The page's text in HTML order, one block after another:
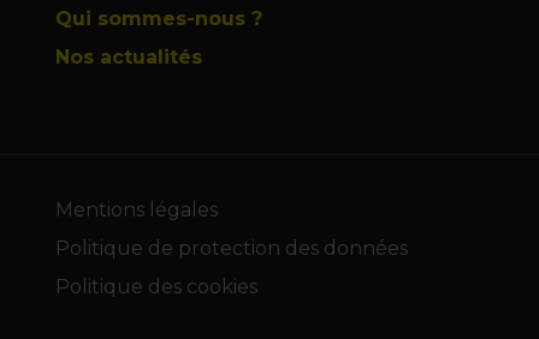
Qui sommes-nous ?
Nos actualités
Mentions légales
Politique de protection des données
Politique des cookies